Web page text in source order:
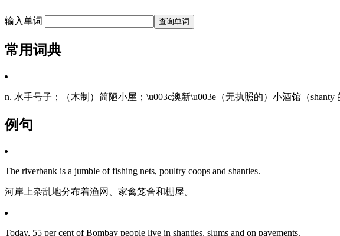
输入单词
常用词典
n. 水手号子；（木制）简陋小屋；\u003c澳新\u003e（无执照的）小酒馆（shanty
例句
The riverbank is a jumble of fishing nets, poultry coops and shanties.
河岸上杂乱地分布着渔网、家禽笼舍和棚屋。
Today, 55 per cent of Bombay people live in shanties, slums and on pavements.